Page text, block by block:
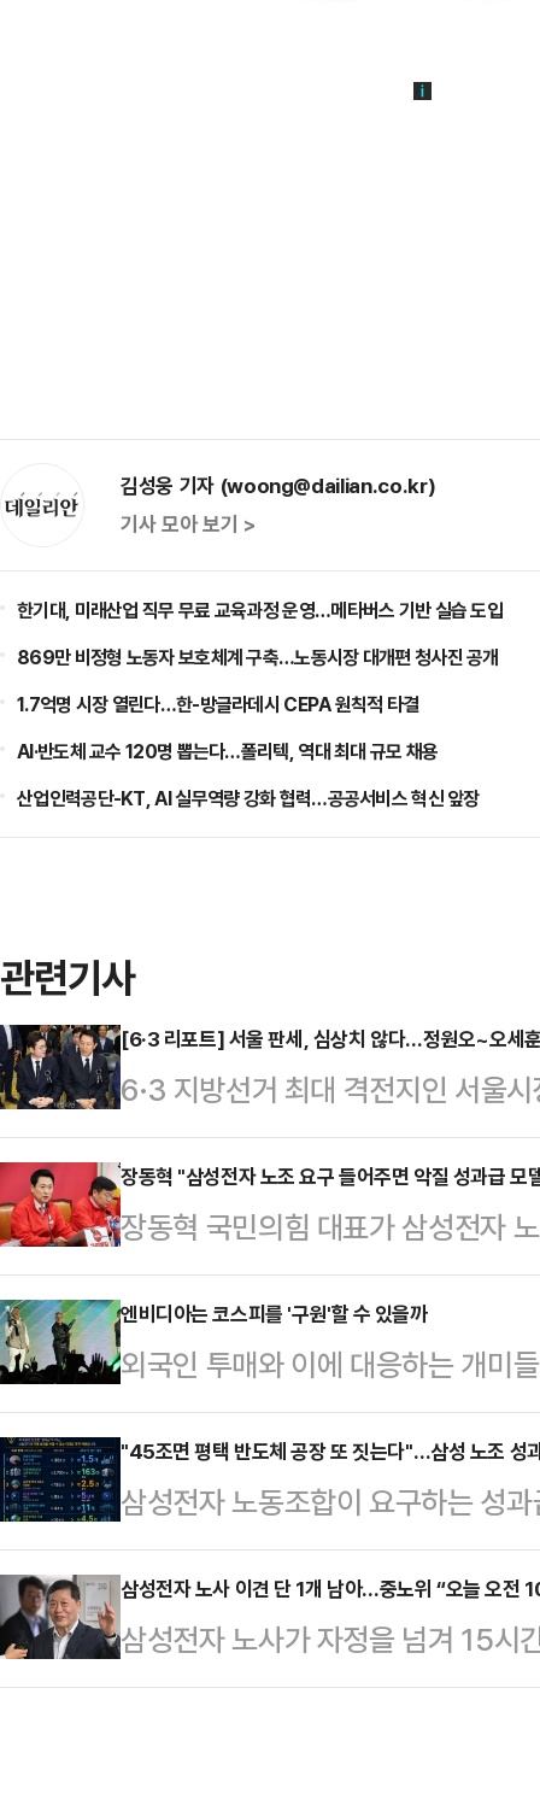
김성웅 기자 (woong@dailian.co.kr)
기사 모아 보기 >
한기대, 미래산업 직무 무료 교육과정 운영…메타버스 기반 실습 도입
869만 비정형 노동자 보호체계 구축…노동시장 대개편 청사진 공개
1.7억명 시장 열린다…한-방글라데시 CEPA 원칙적 타결
AI·반도체 교수 120명 뽑는다…폴리텍, 역대 최대 규모 채용
산업인력공단-KT, AI 실무역량 강화 협력…공공서비스 혁신 앞장
관련기사
[6·3 리포트] 서울 판세, 심상치 않다…정원오~오세
6·3 지방선거 최대 격전지인 서울
나온다. '대세론'을 등에 업은 정원
당초 관측이 흔들리고 있기 때문이
과거 논란이 잡으면서, 오세훈 국민
는 것이다. 다만 전문가들은 가능성
다.20일 중앙선거관리위원회에 따
앞으로 다가왔다. 특히 오는 21일
지방선거 승리를 위…
장동혁 "삼성전자 노조 요구 들어주면 악질 성과급 모
장동혁 국민의힘 대표가 삼성전자
"노조의 요구대로 무리한 합의가
성과급 모델이 탄생할 것"이라며
국회에서 열린 중앙선거대책위원
경제의 핵폭탄이 됐다"며 "노사합
우리 경제에 돌이키기 힘든 수준의
태도를 보면 노조를 설득하기보다
압박하는 모양새"라며 "어제밤 …
엔비디아는 코스피를 '구원'할 수 있을까
외국인 투매와 이에 대응하는 개미
지는 가운데 한국시각으로 21일 새
이 집중되고 있다.'인공지능(AI) 대
은 더는 유효하지 않지만, 업황을
미치는 영향력은 상당할 전망이다
지수는 전장 대비 244.38포인트
자주체별로 보면, 외국인이 홀로 6
이 각각 5…
"45조면 평택 반도체 공장 또 짓는다"…삼성 노조 성
삼성전자 노동조합이 요구하는 성
투자 관점에서 환산한 비교 자료가
순한 비용이 아니라, 글로벌 기술
금 규모라는 점을 시각적으로 보여
니티 등에 따르면 해당 자료는 45
삼성전자 노사 이견 단 1개 남아…중노위 “오늘 오전
삼성전자 노사가 자정을 넘겨 15시
이르지 못했다. 이들은 20일 오전